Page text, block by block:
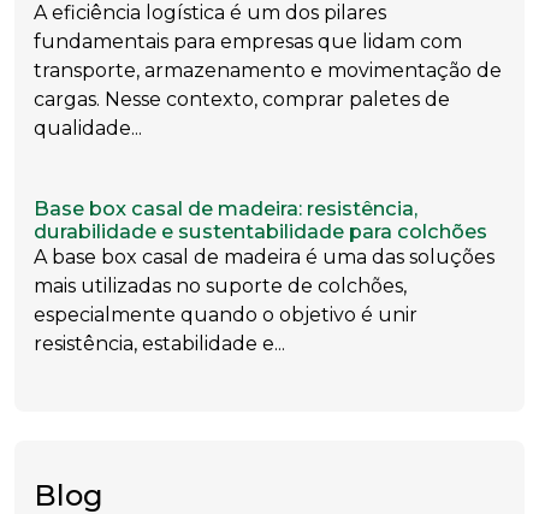
A eficiência logística é um dos pilares
fundamentais para empresas que lidam com
transporte, armazenamento e movimentação de
cargas. Nesse contexto, comprar paletes de
qualidade...
Base box casal de madeira: resistência,
durabilidade e sustentabilidade para colchões
A base box casal de madeira é uma das soluções
mais utilizadas no suporte de colchões,
especialmente quando o objetivo é unir
resistência, estabilidade e...
Blog